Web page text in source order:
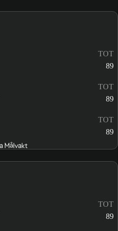
TOT
89
TOT
89
TOT
89
Målvakt
TOT
89